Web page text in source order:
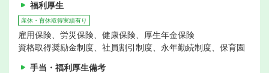
福利厚生
産休・育休取得実績有り
雇用保険、労災保険、健康保険、厚生年金保険
資格取得奨励金制度、社員割引制度、永年勤続制度、保育園
手当・福利厚生備考